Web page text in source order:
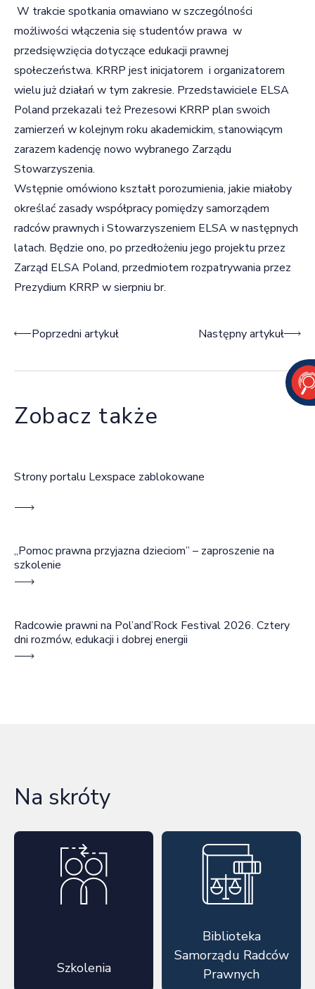
W trakcie spotkania omawiano w szczególności
możliwości włączenia się studentów prawa w
przedsięwzięcia dotyczące edukacji prawnej
społeczeństwa. KRRP jest inicjatorem i organizatorem
wielu już działań w tym zakresie. Przedstawiciele ELSA
Poland przekazali też Prezesowi KRRP plan swoich
zamierzeń w kolejnym roku akademickim, stanowiącym
zarazem kadencję nowo wybranego Zarządu
Stowarzyszenia.
Wstępnie omówiono kształt porozumienia, jakie miałoby
określać zasady współpracy pomiędzy samorządem
radców prawnych i Stowarzyszeniem ELSA w następnych
latach. Będzie ono, po przedłożeniu jego projektu przez
Zarząd ELSA Poland, przedmiotem rozpatrywania przez
Prezydium KRRP w sierpniu br.
Nawigacja wpisu
Poprzedni artykuł Następny artykuł
Zobacz także
Strony portalu Lexspace zablokowane
„Pomoc prawna przyjazna dzieciom” – zaproszenie na
szkolenie
Radcowie prawni na Pol’and’Rock Festival 2026. Cztery
dni rozmów, edukacji i dobrej energii
Na skróty
Szkolenia
Biblioteka
Samorządu Radców
Prawnych